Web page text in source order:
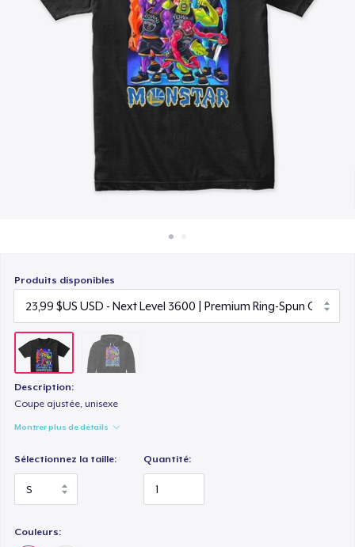
Vendez partout
Vendre n'importe quoi
Produits disponibles
Description:
Coupe ajustée, unisexe
Montrer plus de détails
Sélectionnez la taille: Quantité:
Couleurs: